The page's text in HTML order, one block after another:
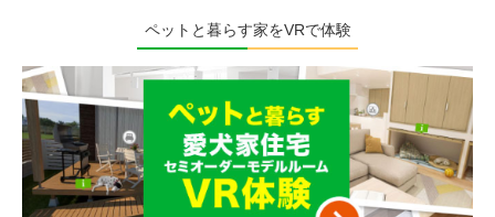
ペットと暮らす家をVRで体験